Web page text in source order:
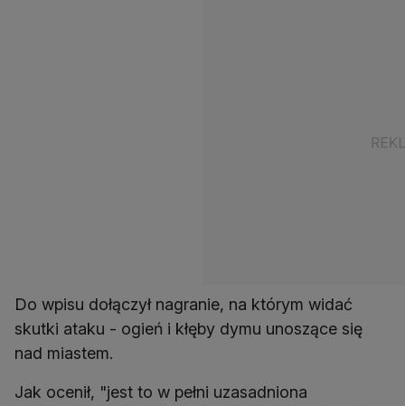
Do wpisu dołączył nagranie, na którym widać
skutki ataku - ogień i kłęby dymu unoszące się
nad miastem.
Jak ocenił, "jest to w pełni uzasadniona